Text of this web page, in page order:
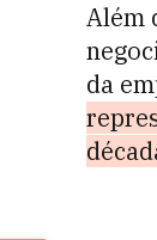
Além
da